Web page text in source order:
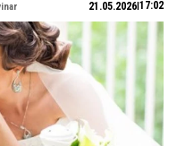
21.05.2026 17:02